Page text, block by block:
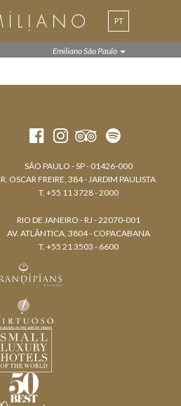
PT
EN
Emiliano São Paulo
SÃO PAULO - SP - 01426-000
R. OSCAR FREIRE, 384 - JARDIM PAULISTA
T. +55 11 3728 - 2000
RIO DE JANEIRO - RJ - 22070-001
AV. ATLÂNTICA, 3804 - COPACABANA
T. +55 21 3503 - 6600